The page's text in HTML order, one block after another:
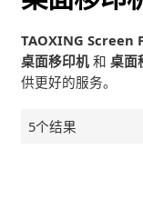
TAOXING
桌面移印机 和桌面
供更好的服务。
5个结果